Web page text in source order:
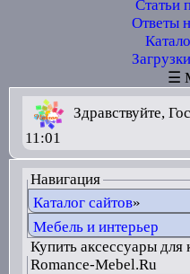
Статьи
Ответы
☰
Здравствуйте,
11:01
Навигация
Каталог сайтов»
Мебель и интерьер
Купить аксессуары
Romance-Mebel.Ru